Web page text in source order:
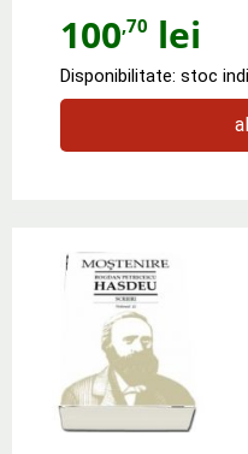
100,70 lei
Disponibilitate: stoc